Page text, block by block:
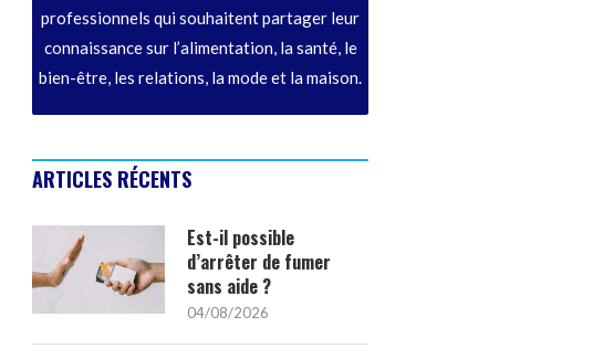
professionnels qui souhaitent partager leur
connaissance sur l’alimentation, la santé, le
bien-être, les relations, la mode et la maison.
ARTICLES RÉCENTS
Est-il possible
d’arrêter de fumer
sans aide ?
04/08/2026